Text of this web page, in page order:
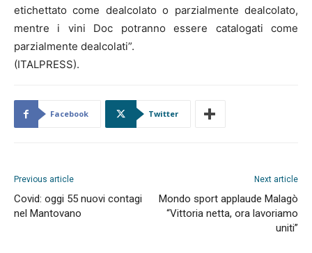
etichettato come dealcolato o parzialmente dealcolato,
mentre i vini Doc potranno essere catalogati come
parzialmente dealcolati”.
(ITALPRESS).
Facebook Twitter
Previous article
Covid: oggi 55 nuovi contagi
nel Mantovano
Next article
Mondo sport applaude Malagò
“Vittoria netta, ora lavoriamo
uniti”